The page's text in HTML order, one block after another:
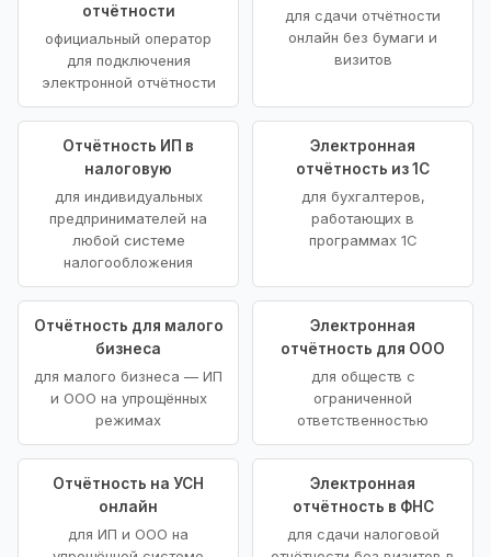
отчётности
официальный оператор
для подключения
электронной отчётности
для сдачи отчётности
онлайн без бумаги и
визитов
Отчётность ИП в
налоговую
для индивидуальных
предпринимателей на
любой системе
налогообложения
Электронная
отчётность из 1С
для бухгалтеров,
работающих в
программах 1С
Отчётность для малого
бизнеса
для малого бизнеса — ИП
и ООО на упрощённых
режимах
Электронная
отчётность для ООО
для обществ с
ограниченной
ответственностью
Отчётность на УСН
онлайн
для ИП и ООО на
Электронная
отчётность в ФНС
для сдачи налоговой